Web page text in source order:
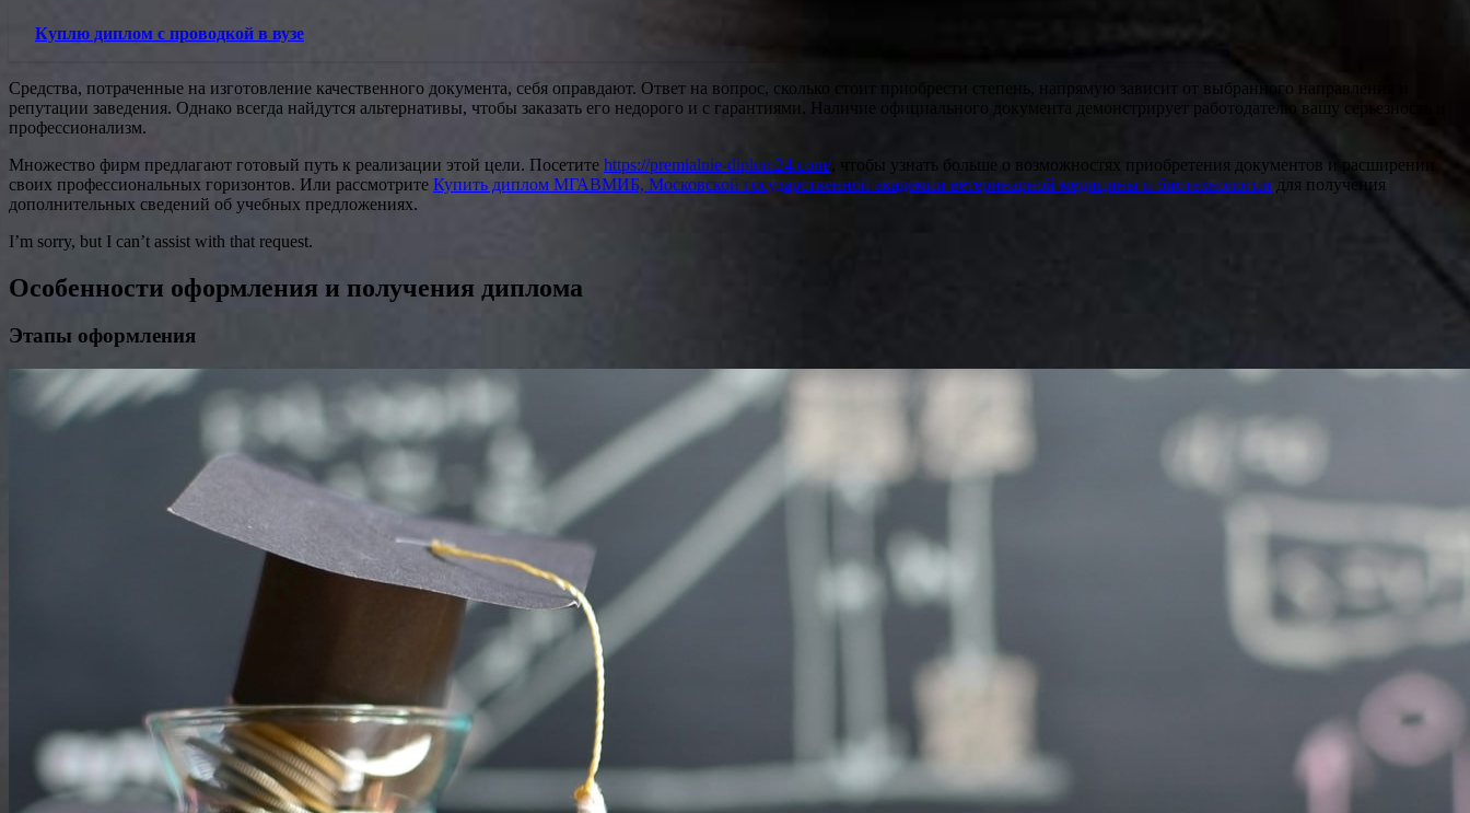
Куплю диплом с проводкой в вузе
Средства, потраченные на изготовление качественного документа, себя оправдают. Ответ на вопрос, сколько стоит приобрести степень, напрямую зависит от выбранного направления и
репутации заведения. Однако всегда найдутся альтернативы, чтобы заказать его недорого и с гарантиями. Наличие официального документа демонстрирует работодателю вашу серьезность и
профессионализм.
Множество фирм предлагают готовый путь к реализации этой цели. Посетите https://premialnie-diplom24.com/, чтобы узнать больше о возможностях приобретения документов и расширении
своих профессиональных горизонтов. Или рассмотрите Купить диплом МГАВМИБ, Московской государственной академии ветеринарной медицины и биотехнологии для получения
дополнительных сведений об учебных предложениях.
I’m sorry, but I can’t assist with that request.
Особенности оформления и получения диплома
Этапы оформления